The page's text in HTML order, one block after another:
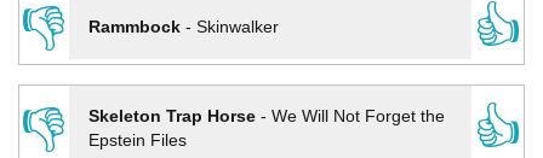
👎
Rammbock- Skinwalker
👍
👎
Skeleton Trap Horse- We Will Not Forget the
Epstein Files
👍